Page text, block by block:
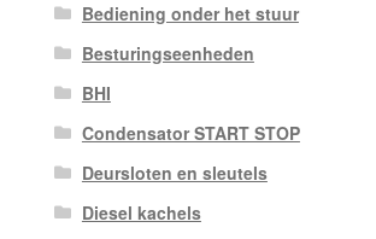
Bediening onder het stuur
Besturingseenheden
BHI
Condensator START STOP
Deursloten en sleutels
Diesel kachels